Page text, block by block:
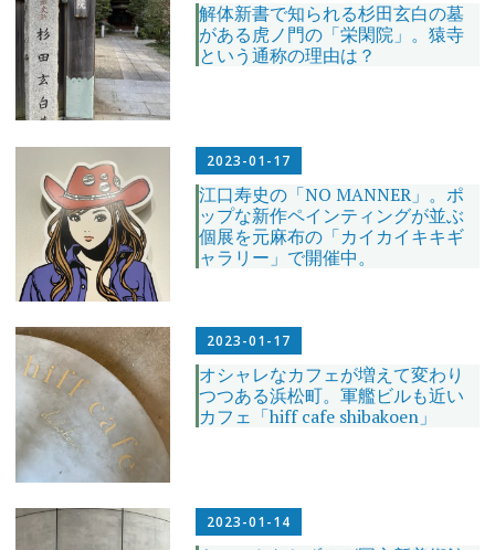
解体新書で知られる杉田玄白の墓
がある虎ノ門の「栄閑院」。猿寺
という通称の理由は？
2023-01-17
江口寿史の「NO MANNER」。ポ
ップな新作ペインティングが並ぶ
個展を元麻布の「カイカイキキギ
ャラリー」で開催中。
2023-01-17
オシャレなカフェが増えて変わり
つつある浜松町。軍艦ビルも近い
カフェ「hiff cafe shibakoen」
2023-01-14